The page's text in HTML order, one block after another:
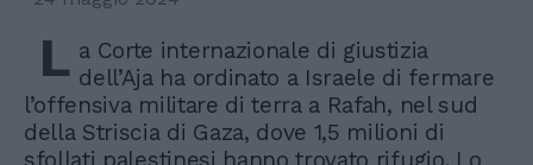
L a Corte internazionale di giustizia
dell’Aja ha ordinato a Israele di fermare
l’offensiva militare di terra a Rafah, nel sud
della Striscia di Gaza, dove 1,5 milioni di